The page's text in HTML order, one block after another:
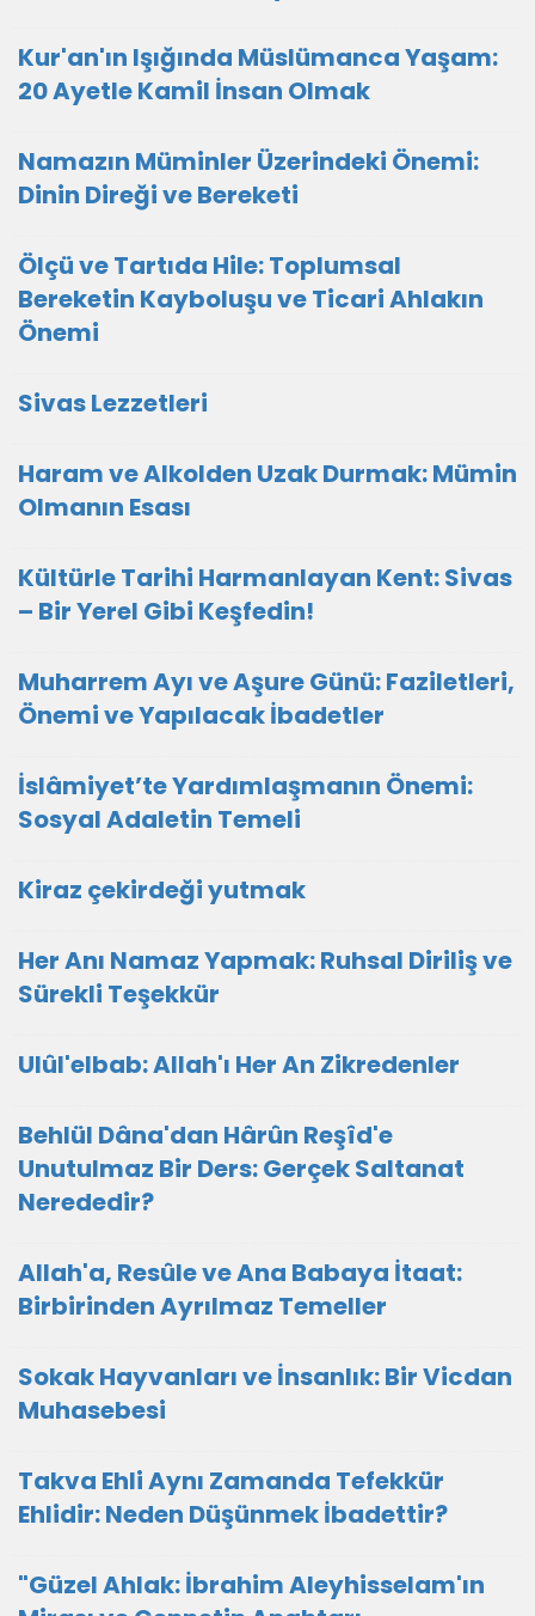
Kur'an'ın Işığında Müslümanca Yaşam:
20 Ayetle Kamil İnsan Olmak
Namazın Müminler Üzerindeki Önemi:
Dinin Direği ve Bereketi
Ölçü ve Tartıda Hile: Toplumsal
Bereketin Kayboluşu ve Ticari Ahlakın
Önemi
Sivas Lezzetleri
Haram ve Alkolden Uzak Durmak: Mümin
Olmanın Esası
Kültürle Tarihi Harmanlayan Kent: Sivas
– Bir Yerel Gibi Keşfedin!
Muharrem Ayı ve Aşure Günü: Faziletleri,
Önemi ve Yapılacak İbadetler
İslâmiyet’te Yardımlaşmanın Önemi:
Sosyal Adaletin Temeli
Kiraz çekirdeği yutmak
Her Anı Namaz Yapmak: Ruhsal Diriliş ve
Sürekli Teşekkür
Ulûl'elbab: Allah'ı Her An Zikredenler
Behlül Dâna'dan Hârûn Reşîd'e
Unutulmaz Bir Ders: Gerçek Saltanat
Nerededir?
Allah'a, Resûle ve Ana Babaya İtaat:
Birbirinden Ayrılmaz Temeller
Sokak Hayvanları ve İnsanlık: Bir Vicdan
Muhasebesi
Takva Ehli Aynı Zamanda Tefekkür
Ehlidir: Neden Düşünmek İbadettir?
"Güzel Ahlak: İbrahim Aleyhisselam'ın